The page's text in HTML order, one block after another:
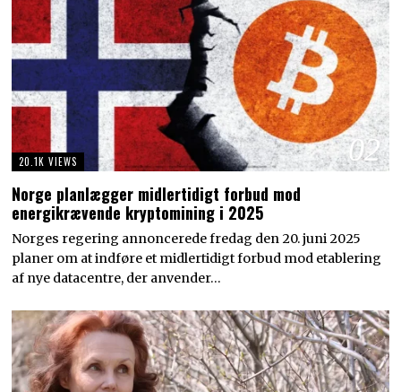
02
20.1K VIEWS
Norge planlægger midlertidigt forbud mod
energikrævende kryptomining i 2025
Norges regering annoncerede fredag den 20. juni 2025
planer om at indføre et midlertidigt forbud mod etablering
af nye datacentre, der anvender…